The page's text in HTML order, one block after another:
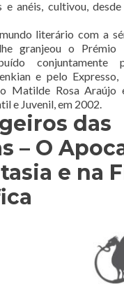
e anéis, cultivou,
literário com a
granjeou o Prémio
conjuntamente
e pelo
Matilde Rosa Araújo
e Juvenil, em 2002.
das
– O
e na